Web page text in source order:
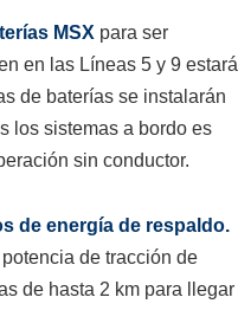
MSX para ser
en las Líneas 5 y 9 estará
de baterías se instalarán
los sistemas a bordo es
sin conductor.
de energía de respaldo.
de tracción de
de hasta 2 km para llegar